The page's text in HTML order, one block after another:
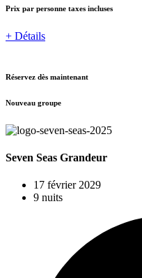
Prix par personne taxes incluses
+ Détails
Réservez dès maintenant
Nouveau groupe
Seven Seas Grandeur
17 février 2029
9 nuits